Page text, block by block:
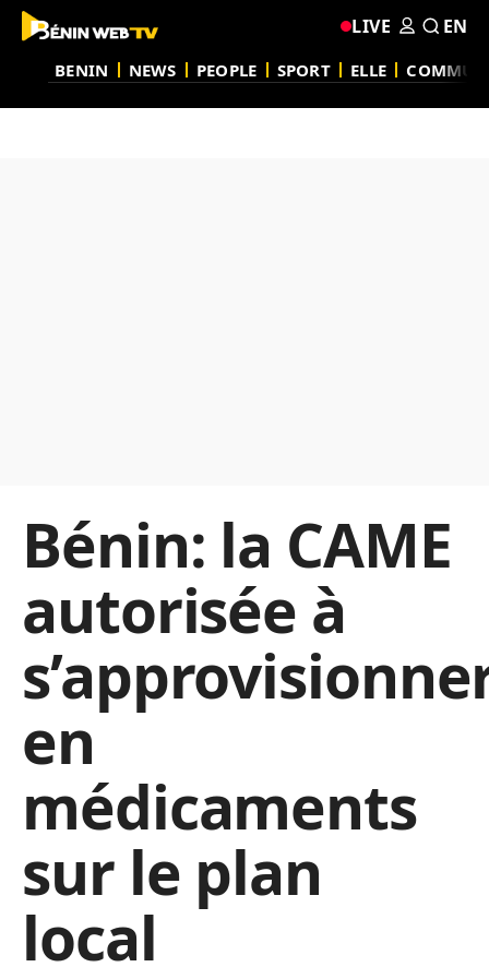
BENIN NEWS PEOPLE SPORT ELLE
LIVE EN
Bénin: la CAME
autorisée à
en
médicaments
sur le plan
local